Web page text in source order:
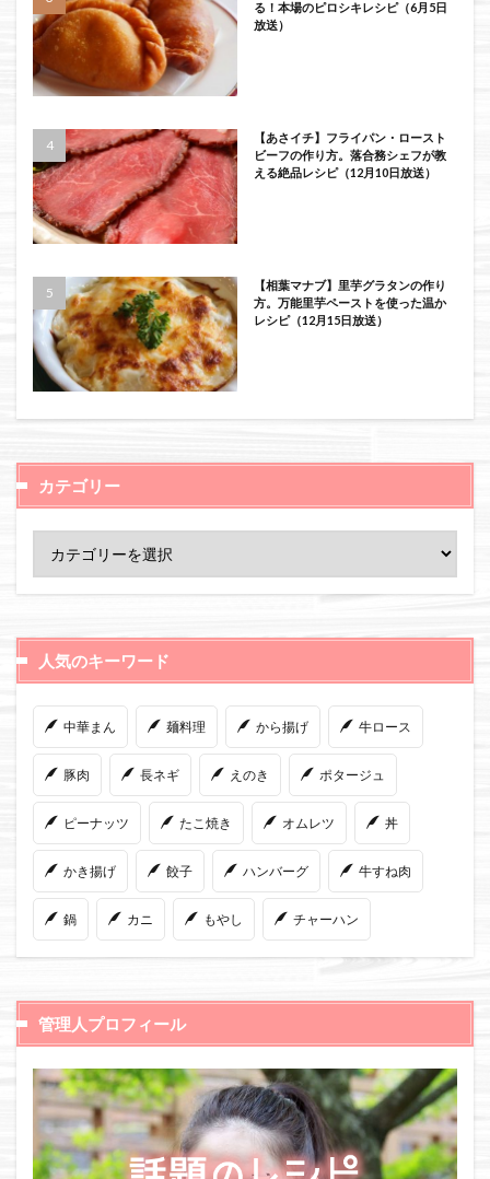
る！本場のピロシキレシピ（6月5日
放送）
【あさイチ】フライパン・ロースト
ビーフの作り方。落合務シェフが教
える絶品レシピ（12月10日放送）
【相葉マナブ】里芋グラタンの作り
方。万能里芋ペーストを使った温か
レシピ（12月15日放送）
カテゴリー
人気のキーワード
中華まん 麺料理 から揚げ 牛ロース
豚肉 長ネギ えのき ポタージュ
ピーナッツ たこ焼き オムレツ 丼
かき揚げ 餃子 ハンバーグ 牛すね肉
鍋 カニ もやし チャーハン
管理人プロフィール